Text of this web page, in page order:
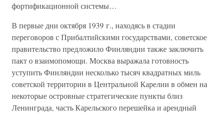
фортификационной системы…
В первые дни октября 1939 г., находясь в стадии
переговоров с Прибалтийскими государствами, советское
правительство предложило Финляндии также заключить
пакт о взаимопомощи. Москва выражала готовность
уступить Финляндии несколько тысяч квадратных миль
советской территории в Центральной Карелии в обмен на
некоторые островные стратегические пункты близ
Ленинграда, часть Карельского перешейка и арендный